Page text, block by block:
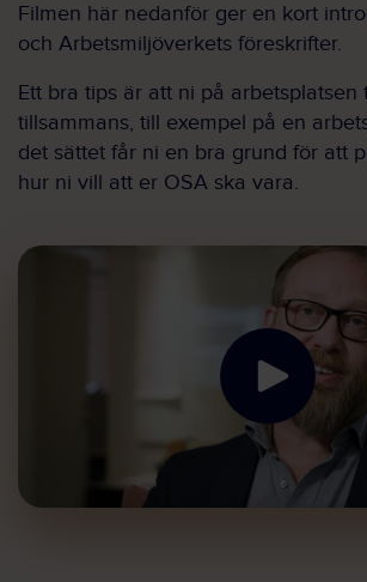
Filmen här nedanför ger en kort
och Arbetsmiljöverkets föreskrifter.
Ett bra tips är att ni på arbetsplatsen
tillsammans, till exempel på en
det sättet får ni en bra grund för att
hur ni vill att er OSA ska vara.